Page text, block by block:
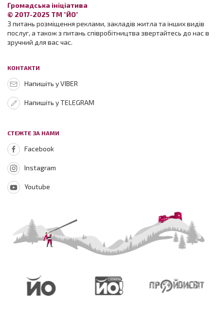
Громадська ініціатива
© 2017-2025 ТМ "ЙО"
З питань розміщення реклами, закладів житла та інших видів
послуг, а також з питань співробітництва звертайтесь до нас в
зручний для вас час.
КОНТАКТИ
Напишіть у VIBER
Напишіть у TELEGRAM
СТЕЖТЕ ЗА НАМИ
Facebook
Instagram
Youtube